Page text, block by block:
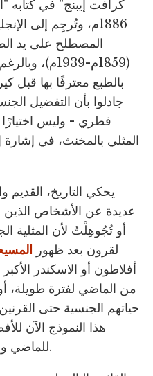
كرافت إيبنج" في كتابه
المصطلح على يد
(1859م-
بالطبع معترفًا بها قبل
جادلوا بأن التفضيل
فطري - وليس اختيارًا
المثلي بالمخنث، في
يحكي التاريخ،
عديدة عن الأشخاص
أو تُجُوهِلْتُ لأن المثلية
لقرون بعد ظهور
أفلاطون أو الاسكندر
من الماضي لفترة طويلة،
حياتهم الجنسية حتى
هذا النموذج الآن
للماضي ومساهمات المثليين في التاريخ.